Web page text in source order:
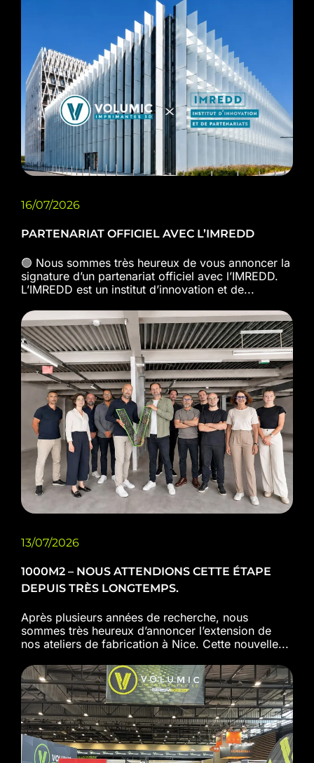
16/07/2026
PARTENARIAT OFFICIEL AVEC L’IMREDD
🟢 Nous sommes très heureux de vous annoncer la
signature d’un partenariat officiel avec l’IMREDD.
L’IMREDD est un institut d’innovation et de...
13/07/2026
1000M2 – NOUS ATTENDIONS CETTE ÉTAPE
DEPUIS TRÈS LONGTEMPS.
Après plusieurs années de recherche, nous
sommes très heureux d’annoncer l’extension de
nos ateliers de fabrication à Nice. Cette nouvelle...